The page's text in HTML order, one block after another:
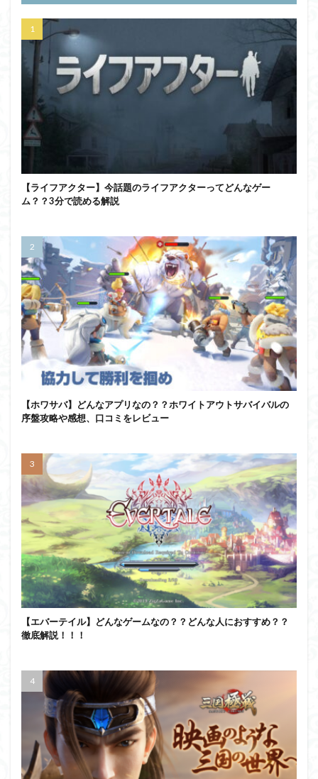
【ライフアクター】今話題のライフアクターってどんなゲー
ム？？3分で読める解説
【ホワサバ】どんなアプリなの？？ホワイトアウトサバイバルの
序盤攻略や感想、口コミをレビュー
【エバーテイル】どんなゲームなの？？どんな人におすすめ？？
徹底解説！！！